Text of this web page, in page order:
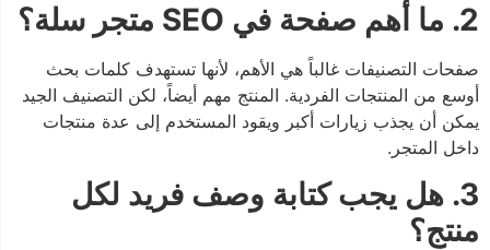
2. ما أهم صفحة في SEO متجر سلة؟
صفحات التصنيفات غالباً هي الأهم، لأنها تستهدف كلمات بحث
أوسع من المنتجات الفردية. المنتج مهم أيضاً، لكن التصنيف الجيد
يمكن أن يجذب زيارات أكبر ويقود المستخدم إلى عدة منتجات
داخل المتجر.
3. هل يجب كتابة وصف فريد لكل
منتج؟